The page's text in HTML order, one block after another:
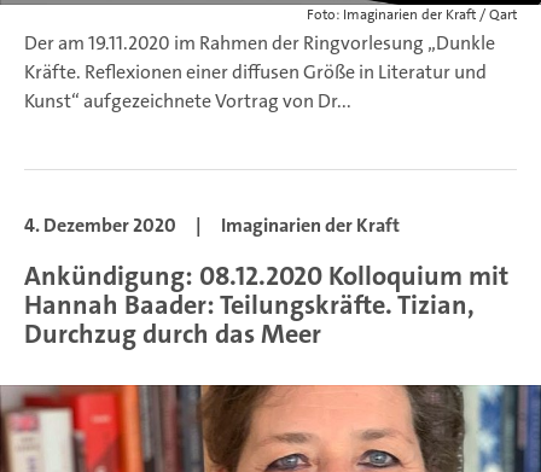
Foto: Imaginarien der Kraft / Qart
Der am 19.11.2020 im Rahmen der Ringvorlesung „Dunkle
Kräfte. Reflexionen einer diffusen Größe in Literatur und
Kunst“ aufgezeichnete Vortrag von Dr...
4. Dezember 2020 | Imaginarien der Kraft
Ankündigung: 08.12.2020 Kolloquium mit
Hannah Baader: Teilungskräfte. Tizian,
Durchzug durch das Meer